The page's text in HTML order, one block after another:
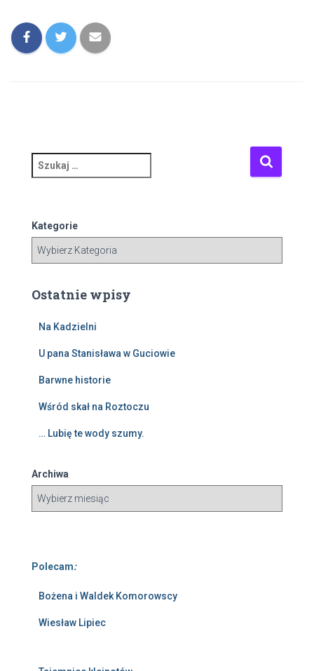
z
a
j
Kategorie
Ostatnie wpisy
Na Kadzielni
U pana Stanisława w Guciowie
Barwne historie
Wśród skał na Roztoczu
… Lubię te wody szumy.
Archiwa
Polecam:
Bożena i Waldek Komorowscy
Wiesław Lipiec